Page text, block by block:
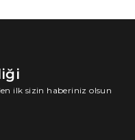
ilk sizin haberiniz olsun